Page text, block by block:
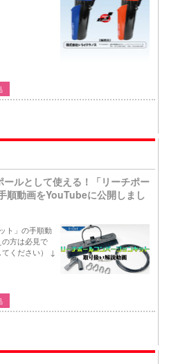
ールとして使える！「リーチポー
順動画をYouTubeに公開しまし
ト」の手順動
方は必見で
ください） ↓